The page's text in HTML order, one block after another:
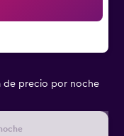
de precio por noche